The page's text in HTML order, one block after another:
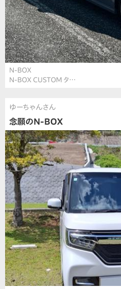
N-BOX
N-BOX CUSTOM タ…
ゆーちゃんさん
念願のN-BOX